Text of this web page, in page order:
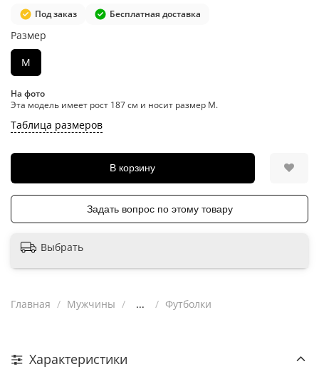
Под заказ Бесплатная доставка
Таблица размеров
В корзину
Размер
M
На фото
Эта модель имеет рост 187 см и носит размер M.
Задать вопрос по этому товару
Выбрать
Главная Мужчины ... Футболки
Характеристики